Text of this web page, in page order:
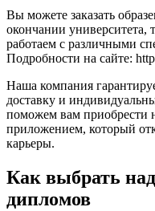
Вы можете заказать
окончании
работаем с различными
Подробности на сайте:
Наша компания
доставку и
поможем вам приобрести
приложением, который
карьеры.
Как выбрать
дипломов